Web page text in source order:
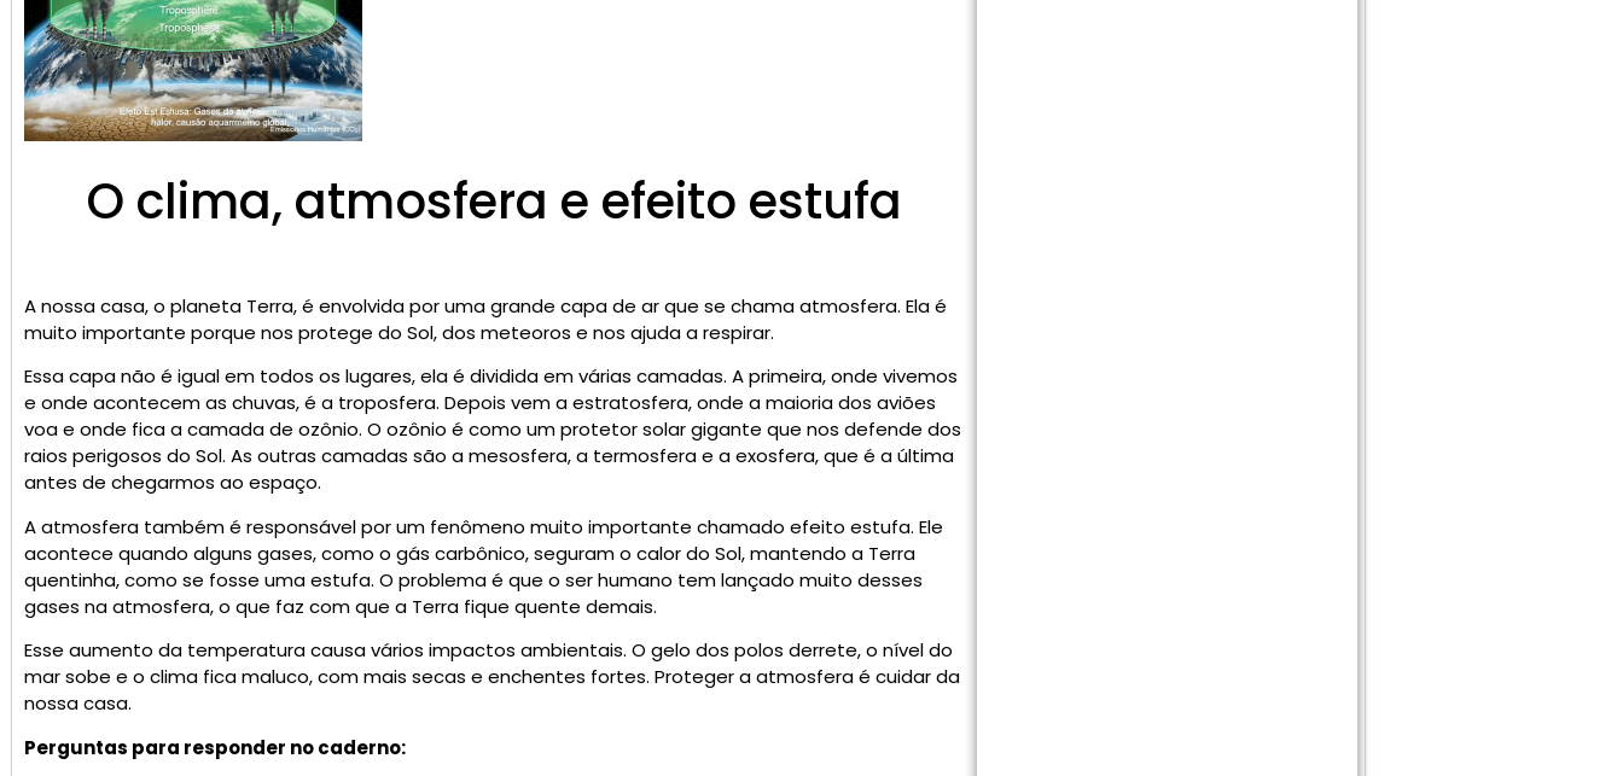
O clima, atmosfera e efeito estufa
A nossa casa, o planeta Terra, é envolvida por uma grande capa de ar que se chama atmosfera. Ela é
muito importante porque nos protege do Sol, dos meteoros e nos ajuda a respirar.
Essa capa não é igual em todos os lugares, ela é dividida em várias camadas. A primeira, onde vivemos
e onde acontecem as chuvas, é a troposfera. Depois vem a estratosfera, onde a maioria dos aviões
voa e onde fica a camada de ozônio. O ozônio é como um protetor solar gigante que nos defende dos
raios perigosos do Sol. As outras camadas são a mesosfera, a termosfera e a exosfera, que é a última
antes de chegarmos ao espaço.
A atmosfera também é responsável por um fenômeno muito importante chamado efeito estufa. Ele
acontece quando alguns gases, como o gás carbônico, seguram o calor do Sol, mantendo a Terra
quentinha, como se fosse uma estufa. O problema é que o ser humano tem lançado muito desses
gases na atmosfera, o que faz com que a Terra fique quente demais.
Esse aumento da temperatura causa vários impactos ambientais. O gelo dos polos derrete, o nível do
mar sobe e o clima fica maluco, com mais secas e enchentes fortes. Proteger a atmosfera é cuidar da
nossa casa.
Perguntas para responder no caderno: